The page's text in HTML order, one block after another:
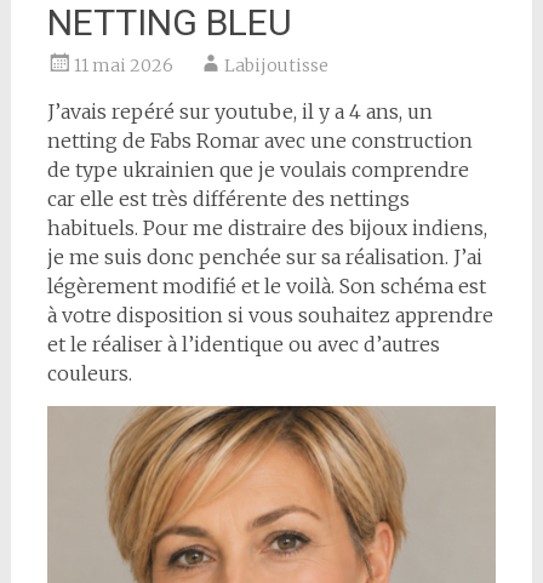
NETTING BLEU
11 mai 2026 Labijoutisse
J’avais repéré sur youtube, il y a 4 ans, un
netting de Fabs Romar avec une construction
de type ukrainien que je voulais comprendre
car elle est très différente des nettings
habituels. Pour me distraire des bijoux indiens,
je me suis donc penchée sur sa réalisation. J’ai
légèrement modifié et le voilà. Son schéma est
à votre disposition si vous souhaitez apprendre
et le réaliser à l’identique ou avec d’autres
couleurs.